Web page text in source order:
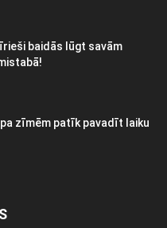
baidās lūgt savām
zīmēm patīk pavadīt laiku